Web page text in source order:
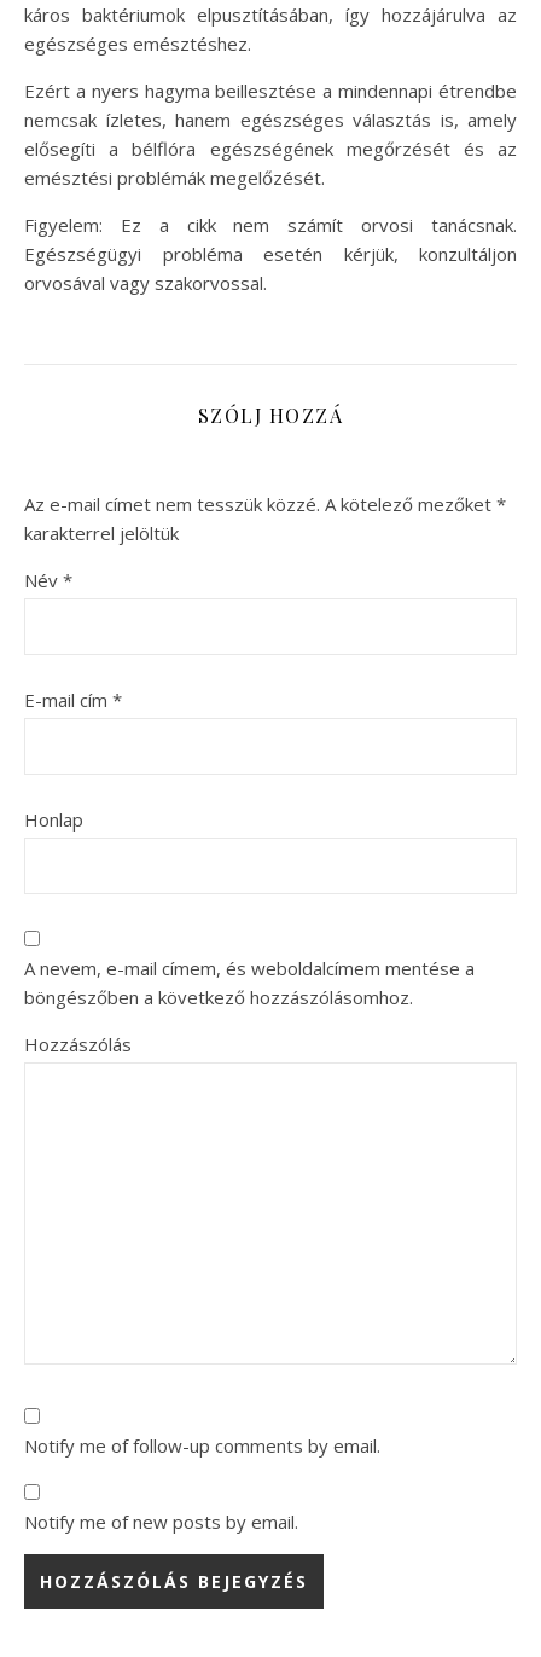
káros baktériumok elpusztításában, így hozzájárulva az
egészséges emésztéshez.
Ezért a nyers hagyma beillesztése a mindennapi étrendbe
nemcsak ízletes, hanem egészséges választás is, amely
elősegíti a bélflóra egészségének megőrzését és az
emésztési problémák megelőzését.
Figyelem: Ez a cikk nem számít orvosi tanácsnak.
Egészségügyi probléma esetén kérjük, konzultáljon
orvosával vagy szakorvossal.
SZÓLJ HOZZÁ
Az e-mail címet nem tesszük közzé. A kötelező mezőket *
karakterrel jelöltük
Név *
E-mail cím *
Honlap
A nevem, e-mail címem, és weboldalcímem mentése a
böngészőben a következő hozzászólásomhoz.
Hozzászólás
Notify me of follow-up comments by email.
Notify me of new posts by email.